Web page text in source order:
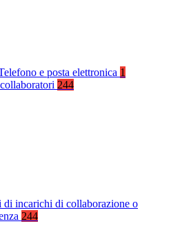
e posta elettronica 1
244
di incarichi di collaborazione o
244